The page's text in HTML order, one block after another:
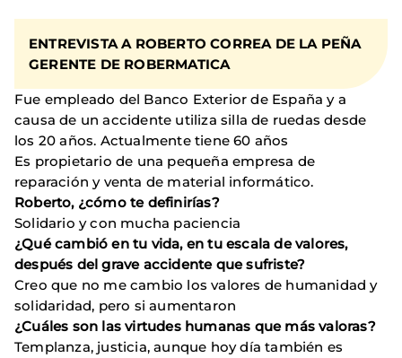
ENTREVISTA A ROBERTO CORREA DE LA PEÑA
GERENTE DE ROBERMATICA
Fue empleado del Banco Exterior de España y a
causa de un accidente utiliza silla de ruedas desde
los 20 años. Actualmente tiene 60 años
Es propietario de una pequeña empresa de
reparación y venta de material informático.
Roberto, ¿cómo te definirías?
Solidario y con mucha paciencia
¿Qué cambió en tu vida, en tu escala de valores,
después del grave accidente que sufriste?
Creo que no me cambio los valores de humanidad y
solidaridad, pero si aumentaron
¿Cuáles son las virtudes humanas que más valoras?
Templanza, justicia, aunque hoy día también es